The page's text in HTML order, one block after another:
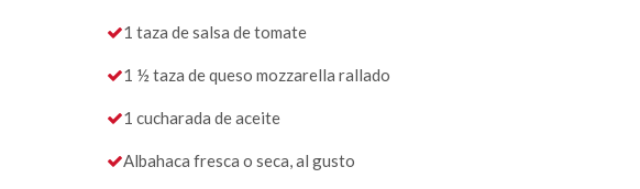
1 taza de salsa de tomate
1 ½ taza de queso mozzarella rallado
1 cucharada de aceite
Albahaca fresca o seca, al gusto